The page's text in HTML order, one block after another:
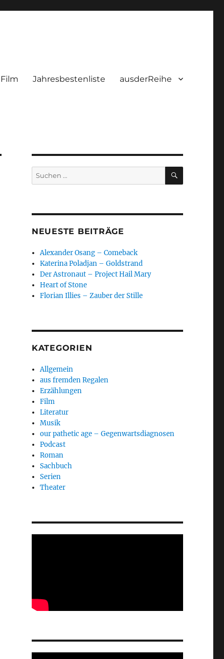
Film Jahresbestenliste ausderReihe
Suchen
nach:
SUCHEN
NEUESTE BEITRÄGE
Alexander Osang – Comeback
Katerina Poladjan – Goldstrand
Der Astronaut – Project Hail Mary
Heart of Stone
Florian Illies – Zauber der Stille
KATEGORIEN
Allgemein
aus fremden Regalen
Erzählungen
Film
Literatur
Musik
our pathetic age – Gegenwartsdiagnosen
Podcast
Roman
Sachbuch
Serien
Theater